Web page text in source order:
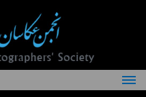
درباره انجمن